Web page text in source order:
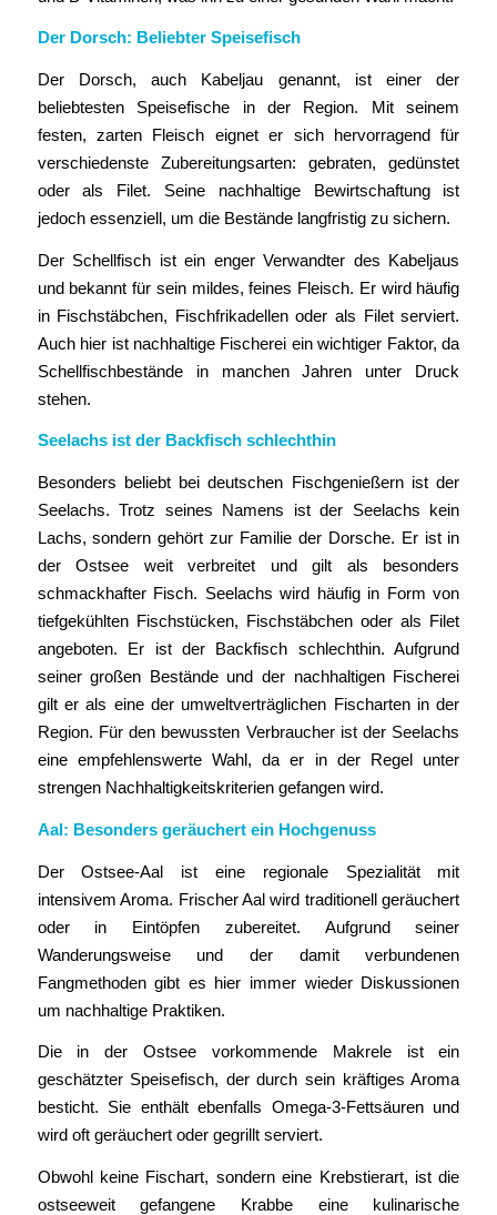
Der Dorsch: Beliebter Speisefisch
Der Dorsch, auch Kabeljau genannt, ist einer der
beliebtesten Speisefische in der Region. Mit seinem
festen, zarten Fleisch eignet er sich hervorragend für
verschiedenste Zubereitungsarten: gebraten, gedünstet
oder als Filet. Seine nachhaltige Bewirtschaftung ist
jedoch essenziell, um die Bestände langfristig zu sichern.
Der Schellfisch ist ein enger Verwandter des Kabeljaus
und bekannt für sein mildes, feines Fleisch. Er wird häufig
in Fischstäbchen, Fischfrikadellen oder als Filet serviert.
Auch hier ist nachhaltige Fischerei ein wichtiger Faktor, da
Schellfischbestände in manchen Jahren unter Druck
stehen.
Seelachs ist der Backfisch schlechthin
Besonders beliebt bei deutschen Fischgenießern ist der
Seelachs. Trotz seines Namens ist der Seelachs kein
Lachs, sondern gehört zur Familie der Dorsche. Er ist in
der Ostsee weit verbreitet und gilt als besonders
schmackhafter Fisch. Seelachs wird häufig in Form von
tiefgekühlten Fischstücken, Fischstäbchen oder als Filet
angeboten. Er ist der Backfisch schlechthin. Aufgrund
seiner großen Bestände und der nachhaltigen Fischerei
gilt er als eine der umweltverträglichen Fischarten in der
Region. Für den bewussten Verbraucher ist der Seelachs
eine empfehlenswerte Wahl, da er in der Regel unter
strengen Nachhaltigkeitskriterien gefangen wird.
Aal: Besonders geräuchert ein Hochgenuss
Der Ostsee-Aal ist eine regionale Spezialität mit
intensivem Aroma. Frischer Aal wird traditionell geräuchert
oder in Eintöpfen zubereitet. Aufgrund seiner
Wanderungsweise und der damit verbundenen
Fangmethoden gibt es hier immer wieder Diskussionen
um nachhaltige Praktiken.
Die in der Ostsee vorkommende Makrele ist ein
geschätzter Speisefisch, der durch sein kräftiges Aroma
besticht. Sie enthält ebenfalls Omega-3-Fettsäuren und
wird oft geräuchert oder gegrillt serviert.
Obwohl keine Fischart, sondern eine Krebstierart, ist die
ostseeweit gefangene Krabbe eine kulinarische